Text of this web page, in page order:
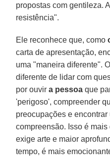
propostas com gentileza.
resistência".
Ele reconhece que, como
carta de apresentação,
uma "maneira diferente".
diferente de lidar com
por ouvira pessoa que
'perigoso', compreender
preocupações e
compreensão. Isso é
exige arte e maior
tempo, é mais